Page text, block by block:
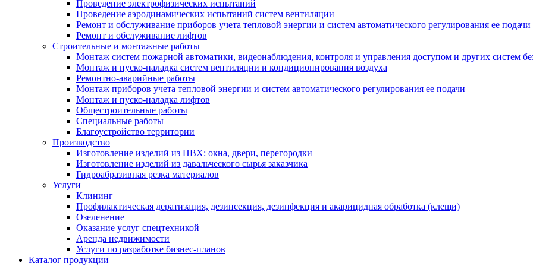
Проведение электрофизических испытаний
Проведение аэродинамических испытаний систем вентиляции
Ремонт и обслуживание приборов учета тепловой энергии и систем автоматического регулирования ее подачи
Ремонт и обслуживание лифтов
Строительные и монтажные работы
Монтаж систем пожарной автоматики, видеонаблюдения, контроля и управления доступом и других систем
Монтаж и пуско-наладка систем вентиляции и кондиционирования воздуха
Ремонтно-аварийные работы
Монтаж приборов учета тепловой энергии и систем автоматического регулирования ее подачи
Монтаж и пуско-наладка лифтов
Общестроительные работы
Специальные работы
Благоустройство территории
Производство
Изготовление изделий из ПВХ: окна, двери, перегородки
Изготовление изделий из давальческого сырья заказчика
Гидроабразивная резка материалов
Услуги
Клининг
Профилактическая дератизация, дезинсекция, дезинфекция и акарицидная обработка (клещи)
Озеленение
Оказание услуг спецтехникой
Аренда недвижимости
Услуги по разработке бизнес-планов
Каталог продукции